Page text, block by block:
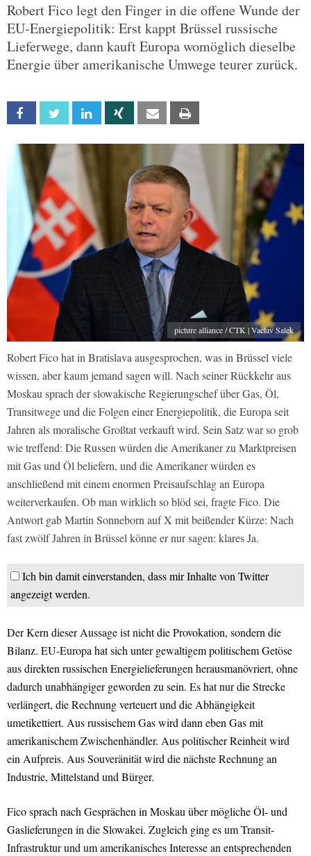
Robert Fico legt den Finger in die offene Wunde der
EU-Energiepolitik: Erst kappt Brüssel russische
Lieferwege, dann kauft Europa womöglich dieselbe
Energie über amerikanische Umwege teurer zurück.
Facebook Twitter Linkedin Xing Email
picture alliance / CTK | Vaclav Salek
Robert Fico hat in Bratislava ausgesprochen, was in Brüssel viele
wissen, aber kaum jemand sagen will. Nach seiner Rückkehr aus
Moskau sprach der slowakische Regierungschef über Gas, Öl,
Transitwege und die Folgen einer Energiepolitik, die Europa seit
Jahren als moralische Großtat verkauft wird. Sein Satz war so grob
wie treffend: Die Russen würden die Amerikaner zu Marktpreisen
mit Gas und Öl beliefern, und die Amerikaner würden es
anschließend mit einem enormen Preisaufschlag an Europa
weiterverkaufen. Ob man wirklich so blöd sei, fragte Fico. Die
Antwort gab Martin Sonneborn auf X mit beißender Kürze: Nach
fast zwölf Jahren in Brüssel könne er nur sagen: klares Ja.
Ich bin damit einverstanden, dass mir Inhalte von Twitter
angezeigt werden.
Der Kern dieser Aussage ist nicht die Provokation, sondern die
Bilanz. EU-Europa hat sich unter gewaltigem politischem Getöse
aus direkten russischen Energielieferungen herausmanövriert, ohne
dadurch unabhängiger geworden zu sein. Es hat nur die Strecke
verlängert, die Rechnung verteuert und die Abhängigkeit
umetikettiert. Aus russischem Gas wird dann eben Gas mit
amerikanischem Zwischenhändler. Aus politischer Reinheit wird
ein Aufpreis. Aus Souveränität wird die nächste Rechnung an
Industrie, Mittelstand und Bürger.
Fico sprach nach Gesprächen in Moskau über mögliche Öl- und
Gaslieferungen in die Slowakei. Zugleich ging es um Transit-
Infrastruktur und um amerikanisches Interesse an entsprechenden